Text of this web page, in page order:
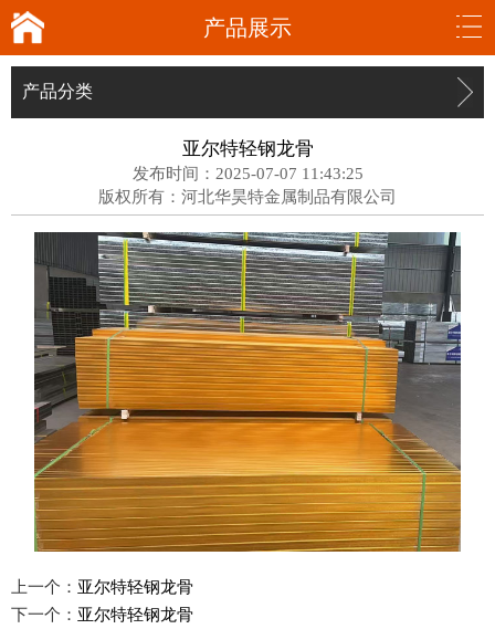
产品展示
产品分类
亚尔特轻钢龙骨
发布时间：2025-07-07 11:43:25
版权所有：河北华昊特金属制品有限公司
上一个： 亚尔特轻钢龙骨
下一个： 亚尔特轻钢龙骨